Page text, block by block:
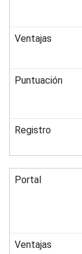
Ventajas
Puntuación
Registro
Portal
Ventajas